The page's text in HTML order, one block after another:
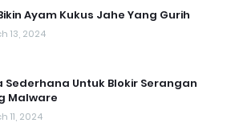
Ayam Kukus Jahe Yang Gurih
13, 2024
Sederhana Untuk Blokir Serangan
Malware
11, 2024